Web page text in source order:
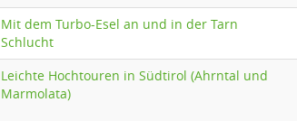
Mit dem Turbo-Esel an und in der Tarn
Schlucht
Leichte Hochtouren in Südtirol (Ahrntal und
Marmolata)